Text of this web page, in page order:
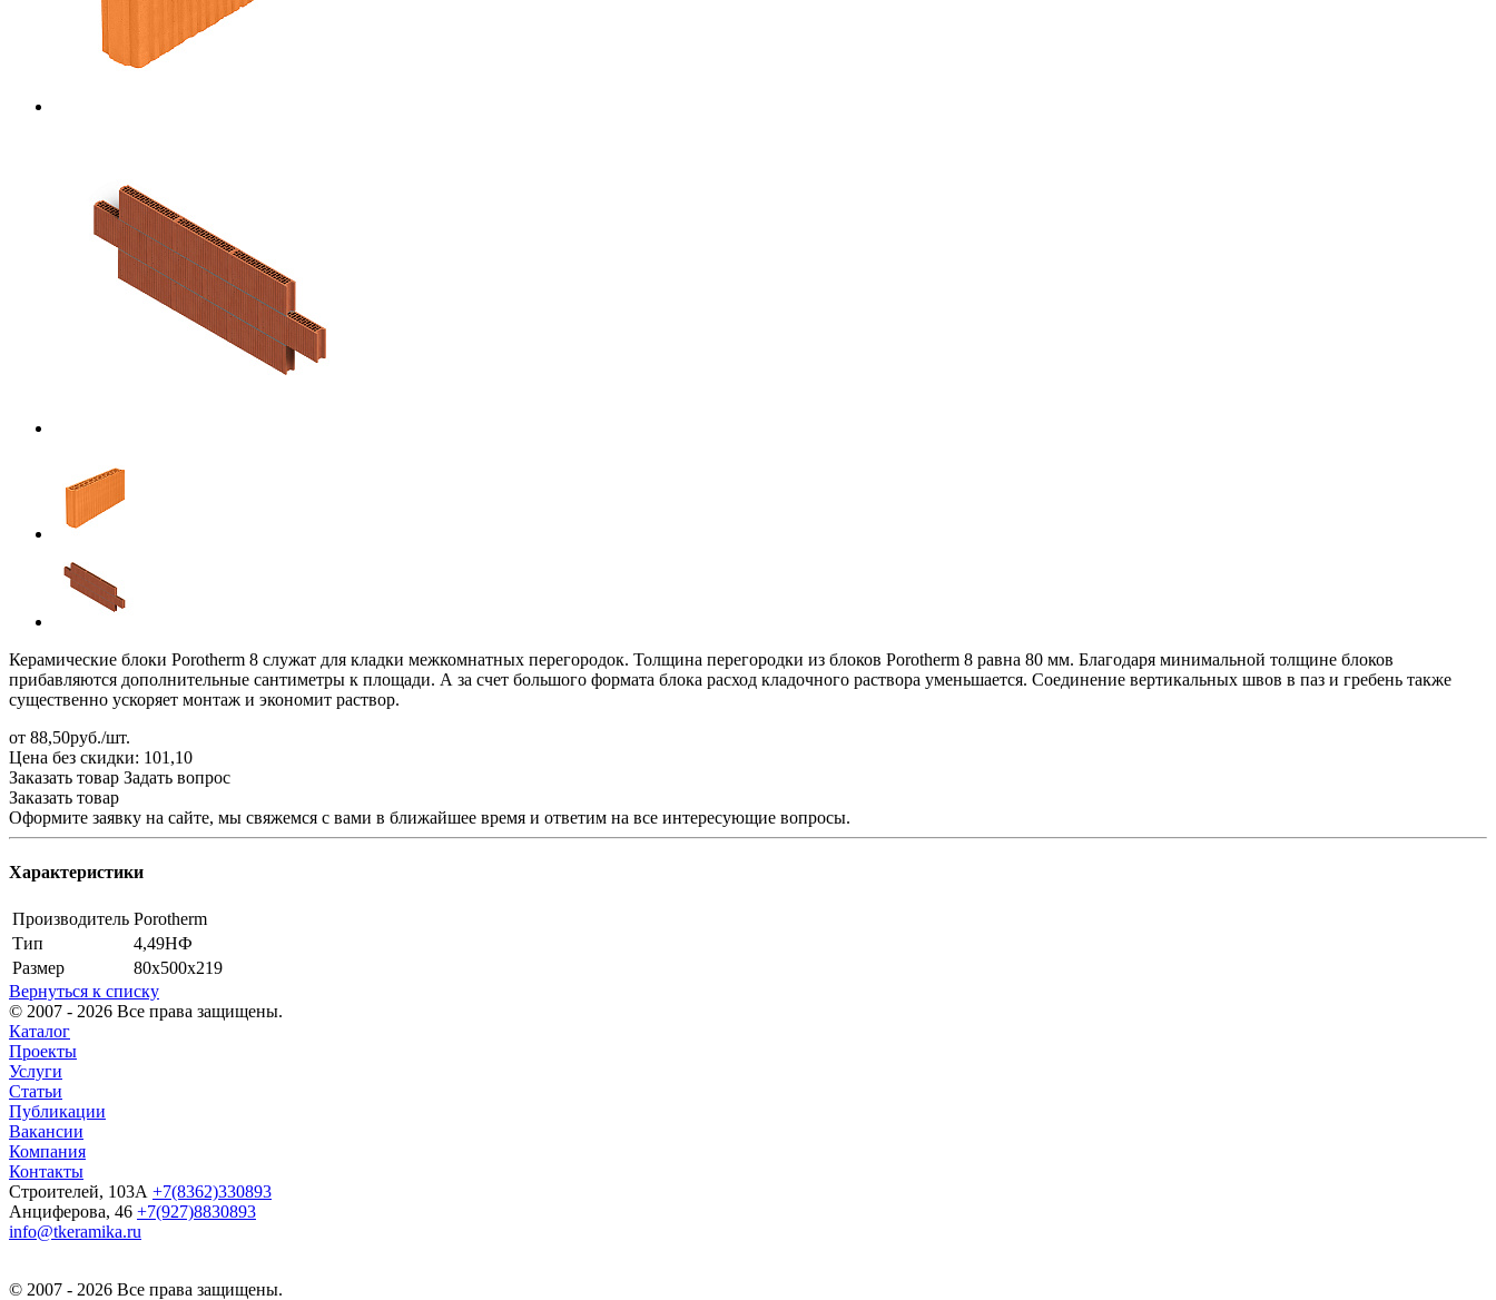
Керамические блоки Porotherm 8 служат для кладки межкомнатных перегородок. Толщина перегородки из блоков Porotherm 8 равна 80 мм. Благодаря минимальной толщине блоков
прибавляются дополнительные сантиметры к площади. А за счет большого формата блока расход кладочного раствора уменьшается. Соединение вертикальных швов в паз и гребень также
существенно ускоряет монтаж и экономит раствор.
от 88,50руб./шт.
Цена без скидки: 101,10
Заказать товар Задать вопрос
Заказать товар
Оформите заявку на сайте, мы свяжемся с вами в ближайшее время и ответим на все интересующие вопросы.
Характеристики
Производитель Porotherm
Тип
4,49НФ
Размер
80х500х219
Вернуться к списку
© 2007 - 2026 Все права защищены.
Каталог
Проекты
Услуги
Статьи
Публикации
Вакансии
Компания
Контакты
Строителей, 103А +7(8362)330893
Анциферова, 46 +7(927)8830893
info@tkeramika.ru
© 2007 - 2026 Все права защищены.